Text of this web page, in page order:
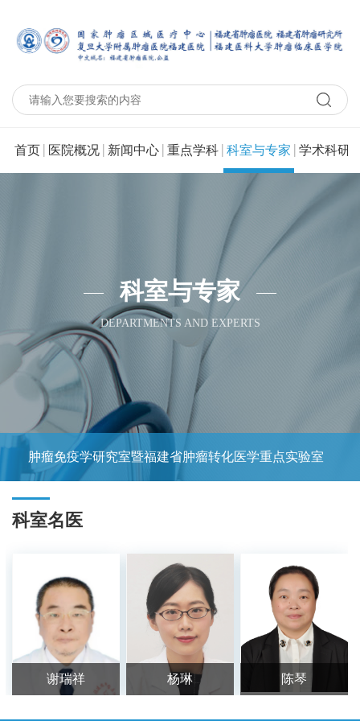
首页 | 医院概况 | 新闻中心 | 重点学科 | 科室与专家 | 学术科研
科室与专家
DEPARTMENTS AND EXPERTS
肿瘤免疫学研究室暨福建省肿瘤转化医学重点实验室
科室名医
谢瑞祥 杨琳 陈琴